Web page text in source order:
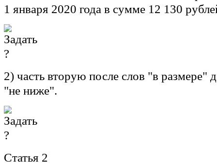
1 января 2020 года в сумме 12 130
2) часть вторую после слов "в размере"
"не ниже".
Статья 2